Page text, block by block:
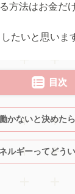
方法はお金だ
たいと思いま
目次
かないと決めた
ルギーってどう